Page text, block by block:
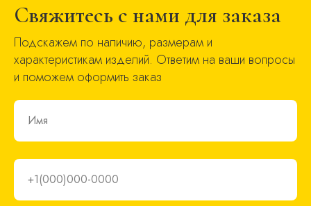
Свяжитесь с нами для заказа
Подскажем по наличию, размерам и
характеристикам изделий. Ответим на ваши вопросы
и поможем оформить заказ
Имя
+1(000)000-0000